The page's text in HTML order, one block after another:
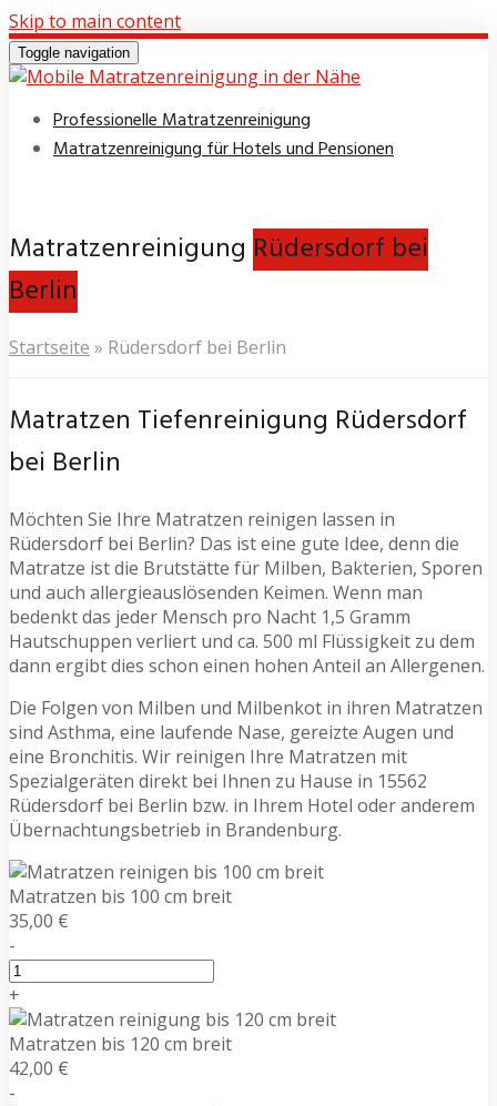
Skip to main content
Toggle navigation
Professionelle Matratzenreinigung
Matratzenreinigung für Hotels und Pensionen
Matratzenreinigung Rüdersdorf bei
Berlin
Startseite » Rüdersdorf bei Berlin
Matratzen Tiefenreinigung Rüdersdorf
bei Berlin
Möchten Sie Ihre Matratzen reinigen lassen in
Rüdersdorf bei Berlin? Das ist eine gute Idee, denn die
Matratze ist die Brutstätte für Milben, Bakterien, Sporen
und auch allergieauslösenden Keimen. Wenn man
bedenkt das jeder Mensch pro Nacht 1,5 Gramm
Hautschuppen verliert und ca. 500 ml Flüssigkeit zu dem
dann ergibt dies schon einen hohen Anteil an Allergenen.
Die Folgen von Milben und Milbenkot in ihren Matratzen
sind Asthma, eine laufende Nase, gereizte Augen und
eine Bronchitis. Wir reinigen Ihre Matratzen mit
Spezialgeräten direkt bei Ihnen zu Hause in 15562
Rüdersdorf bei Berlin bzw. in Ihrem Hotel oder anderem
Übernachtungsbetrieb in Brandenburg.
Matratzen bis 100 cm breit
35,00 €
-
+
Matratzen bis 120 cm breit
42,00 €
-